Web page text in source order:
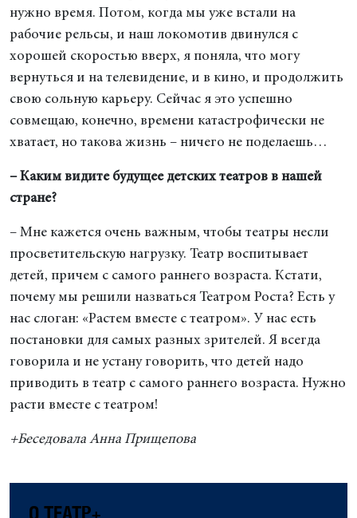
нужно время. Потом, когда мы уже встали на
рабочие рельсы, и наш локомотив двинулся с
хорошей скоростью вверх, я поняла, что могу
вернуться и на телевидение, и в кино, и продолжить
свою сольную карьеру. Сейчас я это успешно
совмещаю, конечно, времени катастрофически не
хватает, но такова жизнь – ничего не поделаешь…
– Каким видите будущее детских театров в нашей
стране?
– Мне кажется очень важным, чтобы театры несли
просветительскую нагрузку. Театр воспитывает
детей, причем с самого раннего возраста. Кстати,
почему мы решили назваться Театром Роста? Есть у
нас слоган: «Растем вместе с театром». У нас есть
постановки для самых разных зрителей. Я всегда
говорила и не устану говорить, что детей надо
приводить в театр с самого раннего возраста. Нужно
расти вместе с театром!
+Беседовала Анна Прищепова
О ТЕАТР+